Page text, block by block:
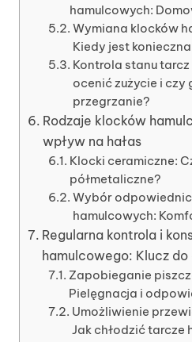
hamulcowych:
Wymiana klocków
Kiedy jest
Kontrola stanu
ocenić zużycie i czy
przegrzanie?
Rodzaje klocków
wpływ na hałas
Klocki ceramiczne:
półmetaliczne?
Wybór
hamulcowych:
Regularna kontrola i
hamulcowego: Klucz
Zapobieganie
Pielęgnacja i
Umożliwienie
Jak chłodzić tarcze